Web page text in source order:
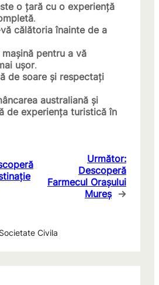
o țară cu o experiență
.
călătoria înainte de a
pentru a vă
ușor.
de soare și respectați
australiană și
de experiența turistică în
Următor:
Descoperă
Farmecul Orașului
Mureș →
Societate Civila